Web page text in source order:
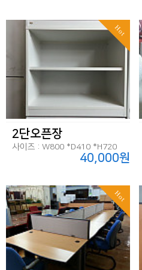
Hot
2단오픈장
사이즈 : W800 *D410 *H720
40,000원
Hot